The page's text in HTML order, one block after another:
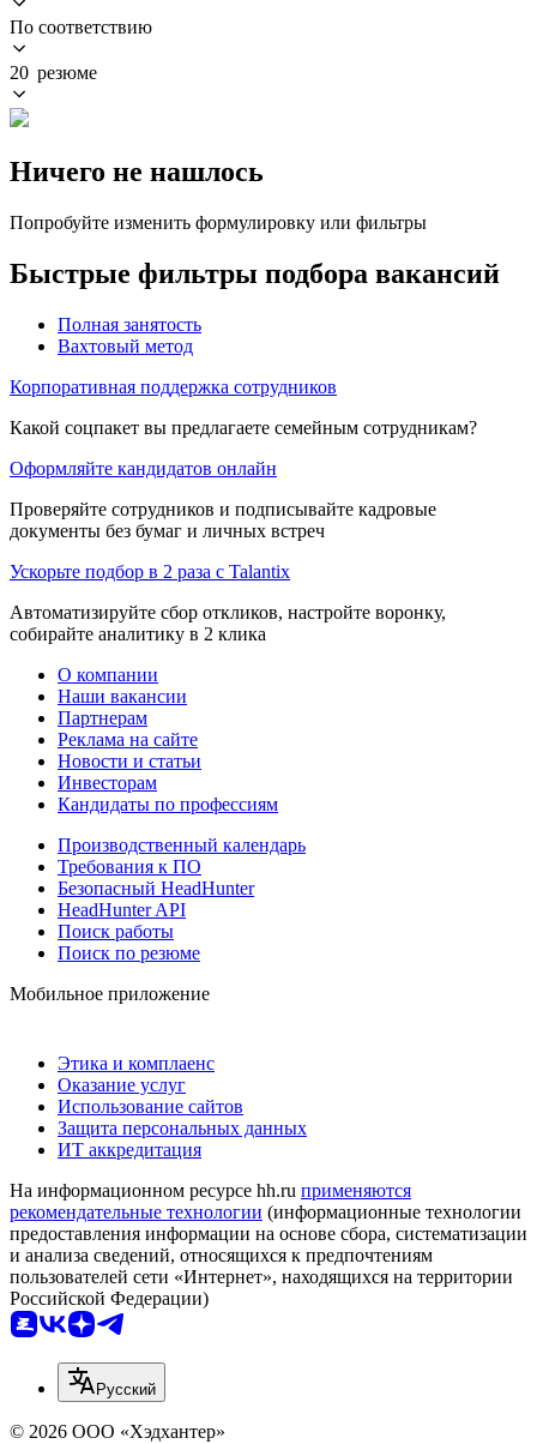
По соответствию
20 резюме
Ничего не нашлось
Попробуйте изменить формулировку или фильтры
Быстрые фильтры подбора вакансий
Полная занятость
Вахтовый метод
Корпоративная поддержка сотрудников
Какой соцпакет вы предлагаете семейным сотрудникам?
Оформляйте кандидатов онлайн
Проверяйте сотрудников и подписывайте кадровые
документы без бумаг и личных встреч
Ускорьте подбор в 2 раза с Talantix
Автоматизируйте сбор откликов, настройте воронку,
собирайте аналитику в 2 клика
О компании
Наши вакансии
Партнерам
Реклама на сайте
Новости и статьи
Инвесторам
Кандидаты по профессиям
Производственный календарь
Требования к ПО
Безопасный HeadHunter
HeadHunter API
Поиск работы
Поиск по резюме
Мобильное приложение
Этика и комплаенс
Оказание услуг
Использование сайтов
Защита персональных данных
ИТ аккредитация
На информационном ресурсе hh.ru применяются
рекомендательные технологии (информационные технологии
предоставления информации на основе сбора, систематизации
и анализа сведений, относящихся к предпочтениям
пользователей сети «Интернет», находящихся на территории
Российской Федерации)
Русский
© 2026 ООО «Хэдхантер»